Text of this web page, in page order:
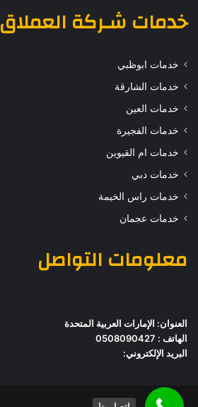
خدمات شـركة العملاق
خدمات ابوظبي
خدمات الشارقة
خدمات العين
خدمات الفجيرة
خدمات ام القيوين
خدمات دبي
خدمات راس الخيمة
خدمات عجمان
معلومات التواصل
العنوان: الإمارات العربية المتحدة
الهاتف : 0508090427
البريد الإلكتروني: